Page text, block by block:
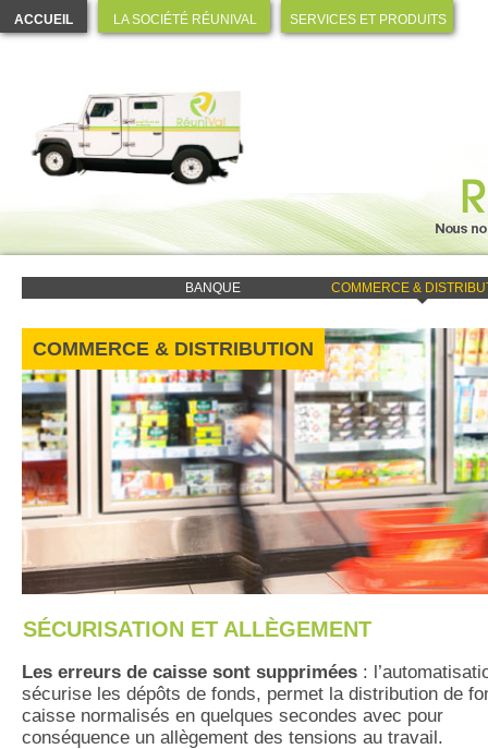
ACCUEIL LA SOCIÉTÉ RÉUNIVAL SERVICES ET PRODUITS
BANQUE COMMERCE &
COMMERCE & DISTRIBUTION
SÉCURISATION ET ALLÈGEMENT
Les erreurs de caisse sont supprimées :
sécurise les dépôts de fonds, permet la distribution de
caisse normalisés en quelques secondes avec pour
conséquence un allègement des tensions au travail.